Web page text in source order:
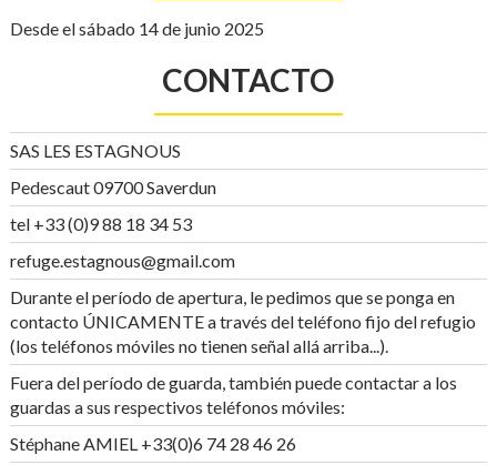
Desde el sábado 14 de junio 2025
CONTACTO
SAS LES ESTAGNOUS
Pedescaut 09700 Saverdun
tel +33 (0)9 88 18 34 53
refuge.estagnous@gmail.com
Durante el período de apertura, le pedimos que se ponga en
contacto ÚNICAMENTE a través del teléfono fijo del refugio
(los teléfonos móviles no tienen señal allá arriba...).
Fuera del período de guarda, también puede contactar a los
guardas a sus respectivos teléfonos móviles:
Stéphane AMIEL +33(0)6 74 28 46 26